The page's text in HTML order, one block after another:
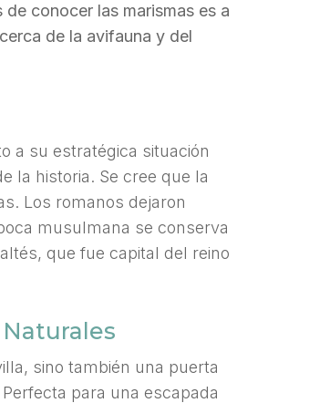
conocer las marismas es a
de la avifauna y del
a su estratégica situación
la historia. Se cree que la
Los romanos dejaron
musulmana se conserva
que fue capital del reino
sino también una puerta
para una escapada